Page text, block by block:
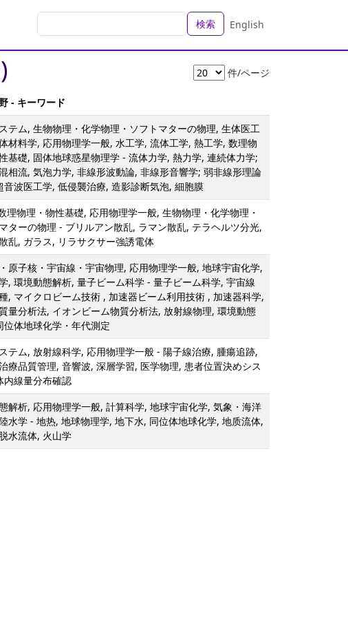
検索 English
件/ページ
- キーワード
テム, 生物物理・化学物理・ソフトマターの物理, 生体医工
材料学, 応用物理学一般, 水工学, 流体工学, 熱工学, 数理物
基礎, 固体地球惑星物理学 - 流体力学, 熱力学, 連続体力学;
相流, 気泡力学, 非線形波動論, 非線形音響学; 弱非線形理論
音波医工学, 低侵襲治療, 造影診断気泡, 細胞膜
理物理・物性基礎, 応用物理学一般, 生物物理・化学物理・
ターの物理 - ブリルアン散乱, ラマン散乱, テラヘルツ分光,
乱, ガラス, リラサクサー強誘電体
原子核・宇宙線・宇宙物理, 応用物理学一般, 地球宇宙化学,
, 環境動態解析, 量子ビーム科学 - 量子ビーム科学, 宇宙線
, マイクロビーム技術 , 加速器ビーム利用技術 , 加速器科学,
量分析法, イオンビーム物質分析法, 放射線物理, 環境動態
位体地球化学・年代測定
テム, 放射線科学, 応用物理学一般 - 陽子線治療, 腫瘍追跡,
療品質管理, 音響波, 深層学習, 医学物理, 患者位置決めシス
内線量分布確認
解析, 応用物理学一般, 計算科学, 地球宇宙化学, 気象・海洋
水学 - 地热, 地球物理学, 地下水, 同位体地球化学, 地质流体,
水流体, 火山学